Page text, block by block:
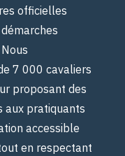
officielles
7 000 cavaliers
proposant des
aux pratiquants
accessible
en respectant